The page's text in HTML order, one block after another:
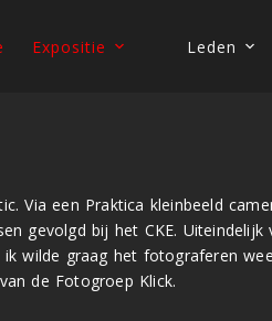
Expositie Leden
Via een Praktica kleinbeeld
gevolgd bij het CKE. Uiteindelijk
wilde graag het fotograferen
de Fotogroep Klick.